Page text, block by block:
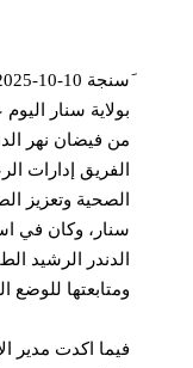
بولاية سنار
من فيضان نهر
الفريق إدارات
الصحية وتعزيز
سنار، وكان في
الدندر الرشيد
ومتابعتها للوضع
فيما اكدت مدير